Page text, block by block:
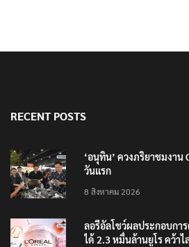
RECENT POSTS
‘อนุทิน’ ควงภริยาชมงา
วันแรก
8 สิงหาคม 2026
ลอรีอัลโชว์ผลประกอบกา
ได้ 2.3 หมื่นล้านยูโร คว้า